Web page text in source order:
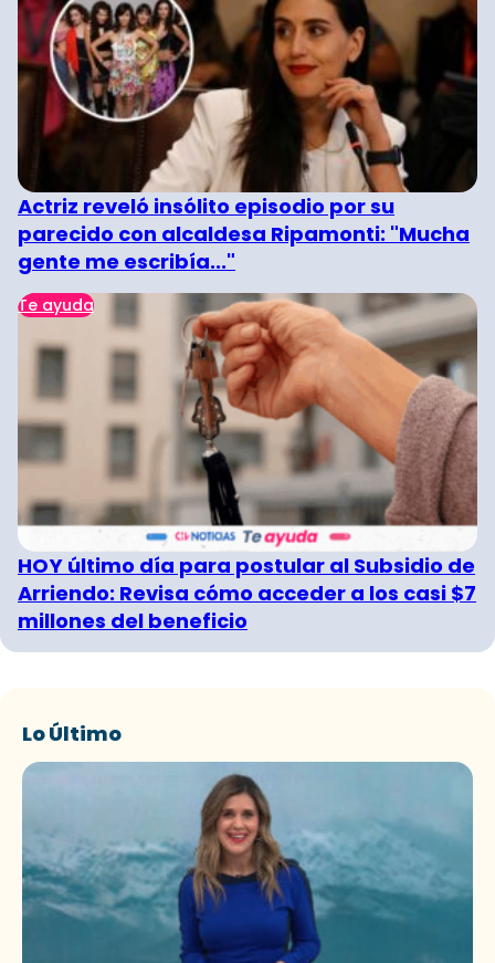
Actriz reveló insólito episodio por su
parecido con alcaldesa Ripamonti: "Mucha
gente me escribía..."
Te ayuda
HOY último día para postular al Subsidio de
Arriendo: Revisa cómo acceder a los casi $7
millones del beneficio
Lo Último